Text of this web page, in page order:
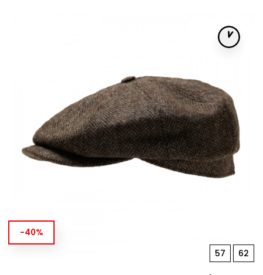
-40%
57 62